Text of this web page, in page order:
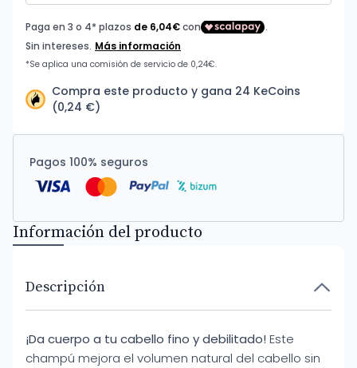
Compra este producto y gana 24 KeCoins
(0,24 €)
Pagos 100% seguros
Información del producto
Descripción
¡Da cuerpo a tu cabello fino y debilitado! Este
champú mejora el volumen natural del cabello sin